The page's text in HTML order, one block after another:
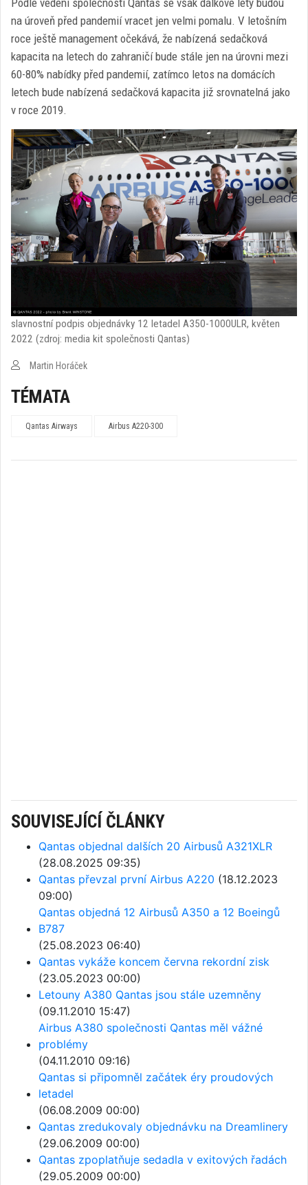
na úroveň před pandemií vracet jen velmi pomalu. V letošním
roce ještě management očekává, že nabízená sedačková
kapacita na letech do zahraničí bude stále jen na úrovni mezi
60-80% nabídky před pandemií, zatímco letos na domácích
letech bude nabízená sedačková kapacita již srovnatelná jako
v roce 2019.
slavnostní podpis objednávky 12 letadel A350-1000ULR, květen
2022 (zdroj: media kit společnosti Qantas)
Martin Horáček
TÉMATA
Qantas Airways Airbus A220-300
SOUVISEJÍCÍ ČLÁNKY
Qantas objednal dalších 20 Airbusů A321XLR
(28.08.2025 09:35)
Qantas převzal první Airbus A220 (18.12.2023
09:00)
Qantas objedná 12 Airbusů A350 a 12 Boeingů
B787
(25.08.2023 06:40)
Qantas vykáže koncem června rekordní zisk
(23.05.2023 00:00)
Letouny A380 Qantas jsou stále uzemněny
(09.11.2010 15:47)
Airbus A380 společnosti Qantas měl vážné
problémy
(04.11.2010 09:16)
Qantas si připomněl začátek éry proudových
letadel
(06.08.2009 00:00)
Qantas zredukovaly objednávku na Dreamlinery
(29.06.2009 00:00)
Qantas zpoplatňuje sedadla v exitových řadách
(29.05.2009 00:00)